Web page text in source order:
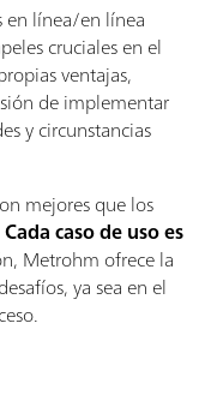
en línea/en línea
cruciales en el
ventajas,
de implementar
y circunstancias
mejores que los
Cada caso de uso es
Metrohm ofrece la
ya sea en el